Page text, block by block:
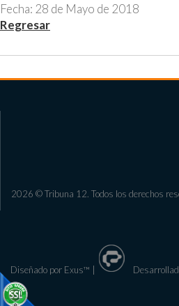
Fecha: 28 de Mayo de 2018
Regresar
2026 © Tribuna 12. Todos los derechos
Diseñado por Exus™